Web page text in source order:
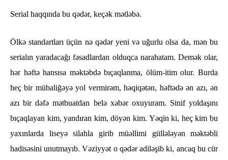
Serial haqqında bu qədər, keçək mətləbə.
Ölkə standartları üçün nə qədər yeni və uğurlu olsa da, mən bu
serialın yaradacağı fəsadlardan olduqca narahatam. Demək olar,
hər həftə hansısa məktəbdə bıçaqlanma, ölüm-itim olur. Burda
heç bir mübaliğəyə yol vermirəm, həqiqətən, həftədə ən azı, ən
azı bir dəfə mətbuatdan belə xəbər oxuyuram. Sinif yoldaşını
bıçaqlayan kim, yandıran kim, döyən kim. Yəqin ki, heç kim bu
yaxınlarda liseyə silahla girib müəllimi güllələyən məktəbli
hadisəsini unutmayıb. Vəziyyət o qədər adiləşib ki, ancaq bu cür